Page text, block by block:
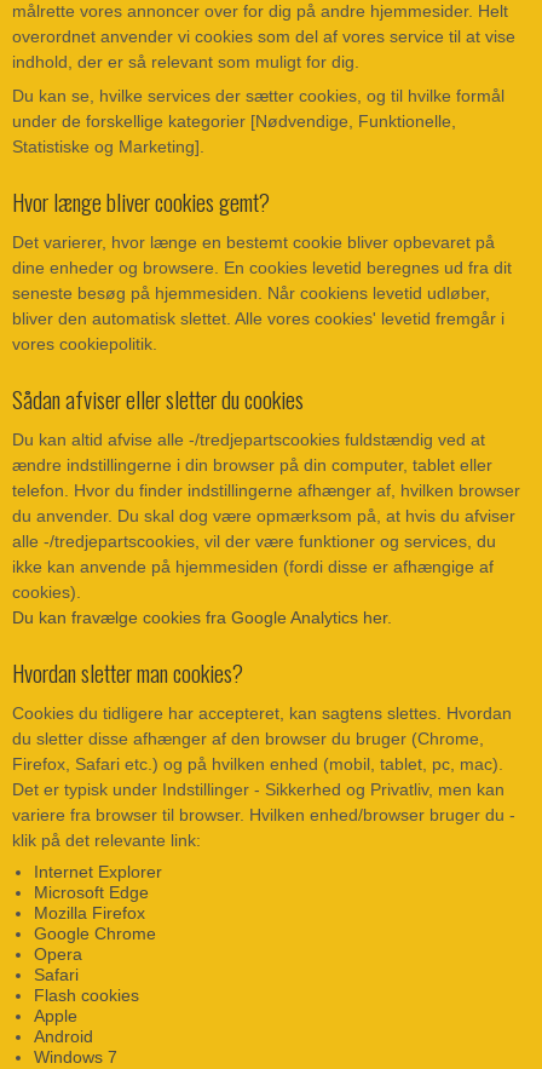
målrette vores annoncer over for dig på andre hjemmesider. Helt
overordnet anvender vi cookies som del af vores service til at vise
indhold, der er så relevant som muligt for dig.
Du kan se, hvilke services der sætter cookies, og til hvilke formål
under de forskellige kategorier [Nødvendige, Funktionelle,
Statistiske og Marketing].
Hvor længe bliver cookies gemt?
Det varierer, hvor længe en bestemt cookie bliver opbevaret på
dine enheder og browsere. En cookies levetid beregnes ud fra dit
seneste besøg på hjemmesiden. Når cookiens levetid udløber,
bliver den automatisk slettet. Alle vores cookies' levetid fremgår i
vores cookiepolitik.
Sådan afviser eller sletter du cookies
Du kan altid afvise alle -/tredjepartscookies fuldstændig ved at
ændre indstillingerne i din browser på din computer, tablet eller
telefon. Hvor du finder indstillingerne afhænger af, hvilken browser
du anvender. Du skal dog være opmærksom på, at hvis du afviser
alle -/tredjepartscookies, vil der være funktioner og services, du
ikke kan anvende på hjemmesiden (fordi disse er afhængige af
cookies).
Du kan fravælge cookies fra Google Analytics her.
Hvordan sletter man cookies?
Cookies du tidligere har accepteret, kan sagtens slettes. Hvordan
du sletter disse afhænger af den browser du bruger (Chrome,
Firefox, Safari etc.) og på hvilken enhed (mobil, tablet, pc, mac).
Det er typisk under Indstillinger - Sikkerhed og Privatliv, men kan
variere fra browser til browser. Hvilken enhed/browser bruger du -
klik på det relevante link:
Internet Explorer
Microsoft Edge
Mozilla Firefox
Google Chrome
Opera
Safari
Flash cookies
Apple
Android
Windows 7